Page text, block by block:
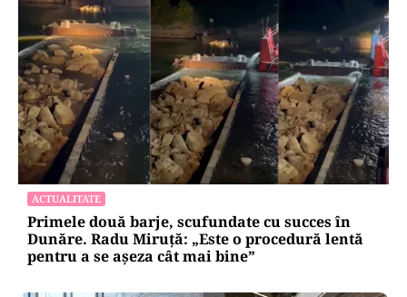
ACTUALITATE
Primele două barje, scufundate cu succes în
Dunăre. Radu Miruță: „Este o procedură lentă
pentru a se așeza cât mai bine”